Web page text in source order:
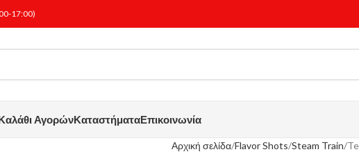
17:00)
ΑγορώνΚαταστήματαΕπικοινωνία
Αρχική σελίδα Flavor Shots Steam Train